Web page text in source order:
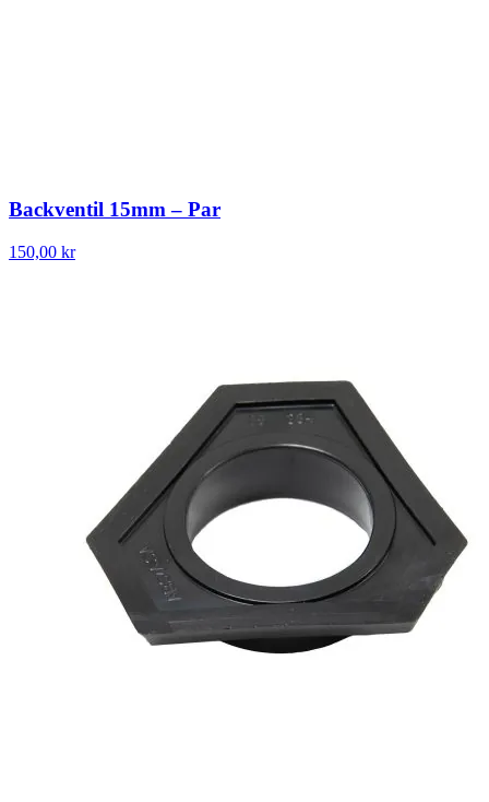
Backventil 15mm – Par
150,00 kr